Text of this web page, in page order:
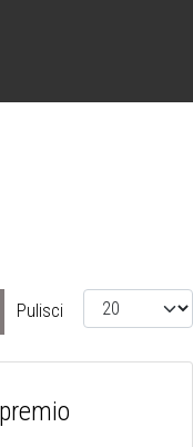
Pulisci Visualizza #